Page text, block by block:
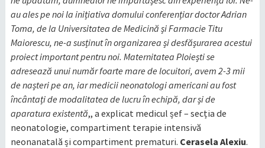
au ales pe noi la inițiativa domului conferențiar doctor Adrian
Toma, de la Universitatea de Medicină și Farmacie Titu
Maiorescu, ne-a susținut în organizarea și desfășurarea acestui
proiect important pentru noi. Maternitatea Ploiești se
adresează unui număr foarte mare de locuitori, avem 2-3 mii
de nașteri pe an, iar medicii neonatologi americani au fost
încântați de modalitatea de lucru în echipă, dar și de
aparatura existentă,, a explicat medicul șef – secția de
neonatologie, compartiment terapie intensivă
neonanatală și compartiment prematuri. Cerasela Alexiu.